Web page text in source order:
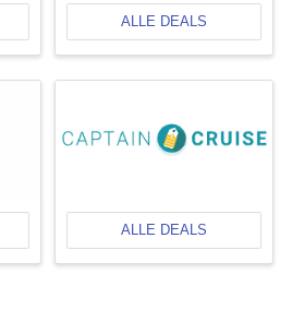
ALLE DEALS
ALLE DEALS